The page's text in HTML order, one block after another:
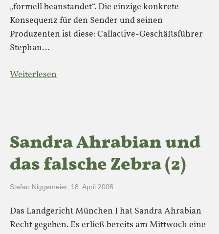
„formell beanstandet“. Die einzige konkrete
Konsequenz für den Sender und seinen
Produzenten ist diese: Callactive-Geschäftsführer
Stephan…
Weiterlesen
Sandra Ahrabian und
das falsche Zebra (2)
Stefan Niggemeier, 18. April 2008
Das Landgericht München I hat Sandra Ahrabian
Recht gegeben. Es erließ bereits am Mittwoch eine